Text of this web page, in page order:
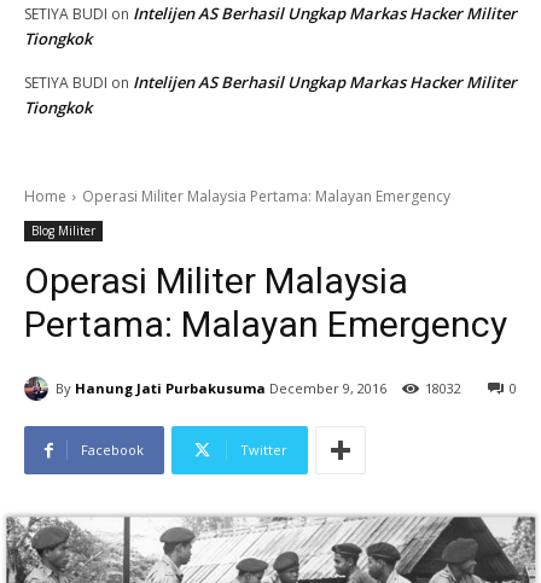
SETIYA BUDI on Intelijen AS Berhasil Ungkap Markas Hacker Militer
Tiongkok
SETIYA BUDI on Intelijen AS Berhasil Ungkap Markas Hacker Militer
Tiongkok